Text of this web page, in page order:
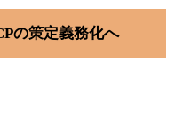
の策定義務化へ